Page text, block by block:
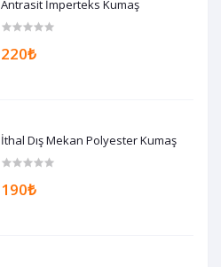
Antrasit İmperteks Kumaş
220₺
İthal Dış Mekan Polyester Kumaş
190₺